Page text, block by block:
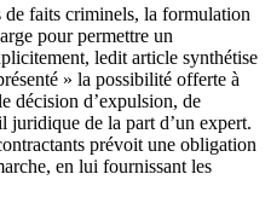
faits criminels, la formulation
pour permettre un
ledit article synthétise
» la possibilité offerte à
décision d’expulsion, de
juridique de la part d’un expert.
prévoit une obligation
en lui fournissant les